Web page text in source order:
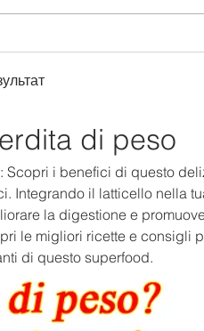
di peso
Scopri i benefici di questo
Integrando il latticello nella
la digestione e
le migliori ricette e consigli
di questo superfood.